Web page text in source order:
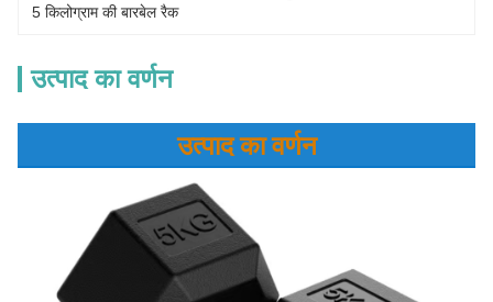
5 किलोग्राम की बारबेल रैक
उत्पाद का वर्णन
उत्पाद का वर्णन